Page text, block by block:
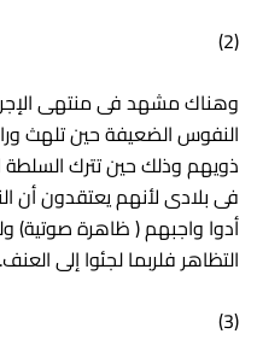
(2)
وهناك مشهد فى منتهى
النفوس الضعيفة حين تلهث
ذويهم وذلك حين تترك
فى بلادى لأنهم يعتقدون أن
أدوا واجبهم ( ظاهرة
التظاهر فلربما لجئوا إلى العنف.
(3)